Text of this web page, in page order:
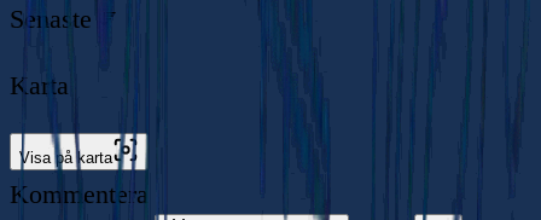
Senaste
Karta
Visa på karta
Kommentera